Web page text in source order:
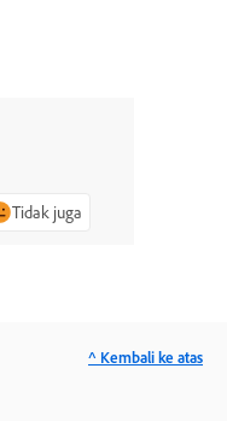
Tidak juga
^ Kembali ke atas